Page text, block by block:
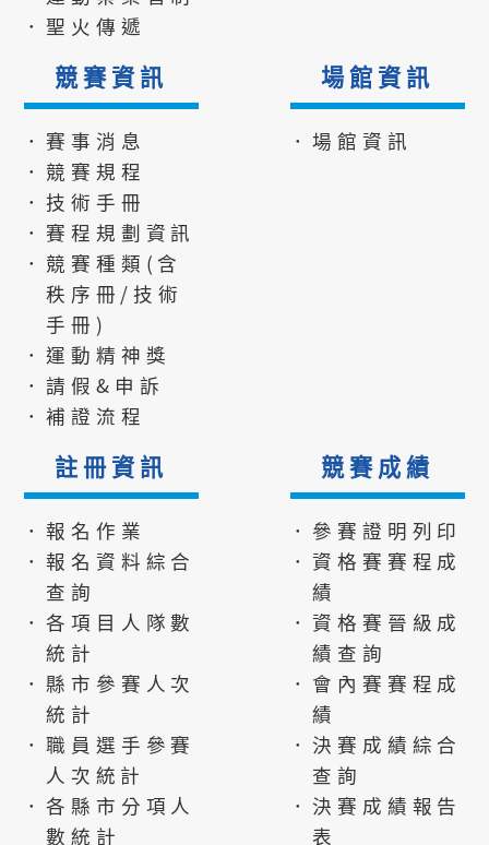
．聖火傳遞
競賽資訊
．賽事消息
．競賽規程
．技術手冊
．賽程規劃資訊
．競賽種類(含
秩序冊/技術
手冊)
．運動精神獎
．請假&申訴
．補證流程
場館資訊
．場館資訊
註冊資訊
．報名作業
．報名資料綜合
查詢
．各項目人隊數
統計
．縣市參賽人次
統計
．職員選手參賽
人次統計
．各縣市分項人
數統計
競賽成績
．參賽證明列印
．資格賽賽程成
績
．資格賽晉級成
績查詢
．會內賽賽程成
績
．決賽成績綜合
查詢
．決賽成績報告
表